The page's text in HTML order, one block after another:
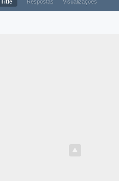
Title Respostas Visualizações